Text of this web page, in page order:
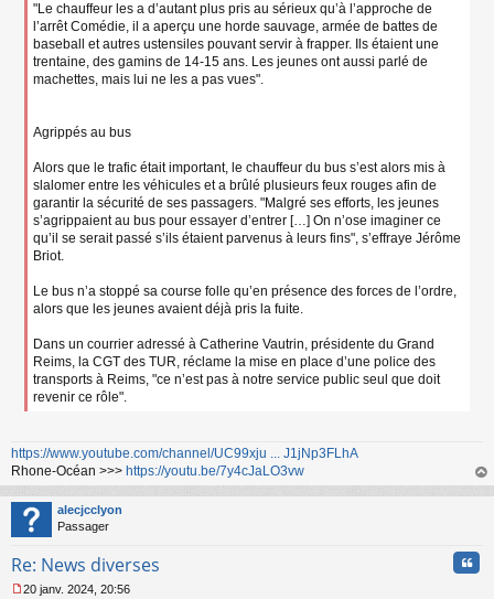
"Le chauffeur les a d’autant plus pris au sérieux qu’à l’approche de
l’arrêt Comédie, il a aperçu une horde sauvage, armée de battes de
baseball et autres ustensiles pouvant servir à frapper. Ils étaient une
trentaine, des gamins de 14-15 ans. Les jeunes ont aussi parlé de
machettes, mais lui ne les a pas vues".
Agrippés au bus
Alors que le trafic était important, le chauffeur du bus s’est alors mis à
slalomer entre les véhicules et a brûlé plusieurs feux rouges afin de
garantir la sécurité de ses passagers. "Malgré ses efforts, les jeunes
s’agrippaient au bus pour essayer d’entrer […] On n’ose imaginer ce
qu’il se serait passé s’ils étaient parvenus à leurs fins", s’effraye Jérôme
Briot.
Le bus n’a stoppé sa course folle qu’en présence des forces de l’ordre,
alors que les jeunes avaient déjà pris la fuite.
Dans un courrier adressé à Catherine Vautrin, présidente du Grand
Reims, la CGT des TUR, réclame la mise en place d’une police des
transports à Reims, "ce n’est pas à notre service public seul que doit
revenir ce rôle".
https://www.youtube.com/channel/UC99xju ... J1jNp3FLhA
Rhone-Océan >>> https://youtu.be/7y4cJaLO3vw
au
alecjcclyon
Passager
Re: News diverses
20 janv. 2024, 20:56